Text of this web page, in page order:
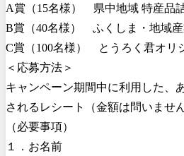
A賞（15名様） 県中地域 特産品
B賞（40名様） ふくしま・地域産
C賞（100名様） とうろく君オリ
＜応募方法＞
キャンペーン期間中に利用した、
されるレシート（金額は問いませ
（必要事項）
１．お名前